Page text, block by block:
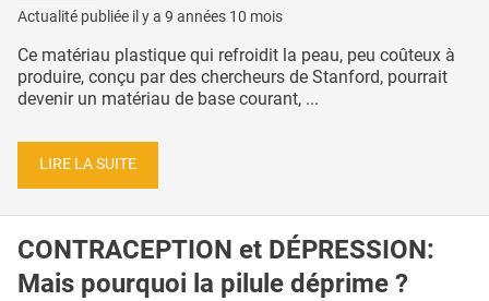
Actualité publiée il y a 9 années 10 mois
Ce matériau plastique qui refroidit la peau, peu coûteux à
produire, conçu par des chercheurs de Stanford, pourrait
devenir un matériau de base courant, ...
LIRE LA SUITE
CONTRACEPTION et DÉPRESSION:
Mais pourquoi la pilule déprime ?